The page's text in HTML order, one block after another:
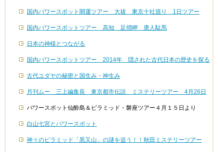
国内パワースポット開運ツアー 大祓 東京十社巡り 1日ツアー
国内パワースポットツアー 高知 足摺岬 唐人駄馬
日本の神様とつながる
国内パワースポットツアー 2014年 隠された古代日本の歴史を探る
古代ユダヤの秘密と国生み・神生み
月刊ムー 三上編集長 東京都市伝説 ミステリーツアー 4月26日
パワースポット仙酔島＆ピラミッド・磐座ツアー４月１５日より
白山七宮とパワースポット
神々のピラミッド「黒又山」の謎を追う！！秋田ミステリーツアー